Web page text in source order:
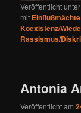
Veröffentlicht unter
mit Einflußmächte
Koexistenz/
Rassismus/
Antonia
Veröffentlicht am